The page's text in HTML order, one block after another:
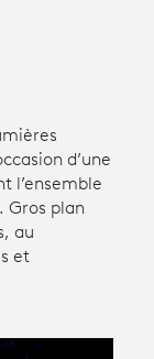
d’une
l’ensemble
Gros plan
au
et